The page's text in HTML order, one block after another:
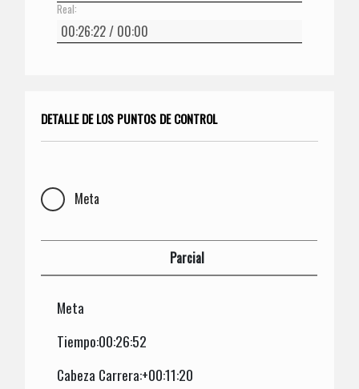
Real:
DETALLE DE LOS PUNTOS DE CONTROL
Meta
Parcial
Meta
Tiempo:00:26:52
Cabeza Carrera:+00:11:20